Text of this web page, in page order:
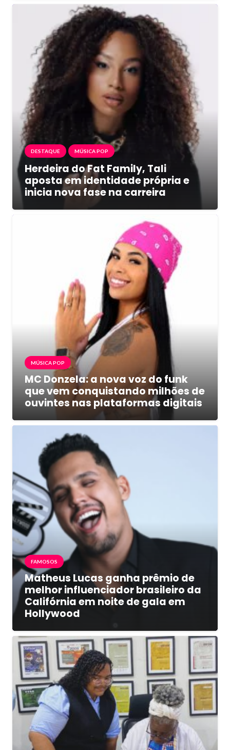
DESTAQUE MÚSICA POP
Herdeira do Fat Family, Tali
aposta em identidade própria e
inicia nova fase na carreira
MÚSICA POP
MC Donzela: a nova voz do funk
que vem conquistando milhões de
ouvintes nas plataformas digitais
FAMOSOS
Matheus Lucas ganha prêmio de
melhor influenciador brasileiro da
Califórnia em noite de gala em
Hollywood